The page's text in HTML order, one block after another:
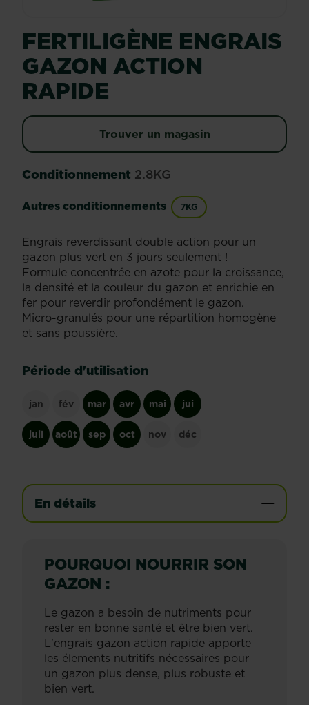
FERTILIGÈNE ENGRAIS
GAZON ACTION
RAPIDE
Trouver un magasin
Conditionnement 2.8KG
Autres conditionnements 7KG
Engrais reverdissant double action pour un
gazon plus vert en 3 jours seulement !
Formule concentrée en azote pour la croissance,
la densité et la couleur du gazon et enrichie en
fer pour reverdir profondément le gazon.
Micro-granulés pour une répartition homogène
et sans poussière.
Période d'utilisation
jan fév mar avr mai jui
juil août sep oct nov déc
En détails
POURQUOI NOURRIR SON
GAZON :
Le gazon a besoin de nutriments pour
rester en bonne santé et être bien vert.
L'engrais gazon action rapide apporte
les élements nutritifs nécessaires pour
un gazon plus dense, plus robuste et
bien vert.